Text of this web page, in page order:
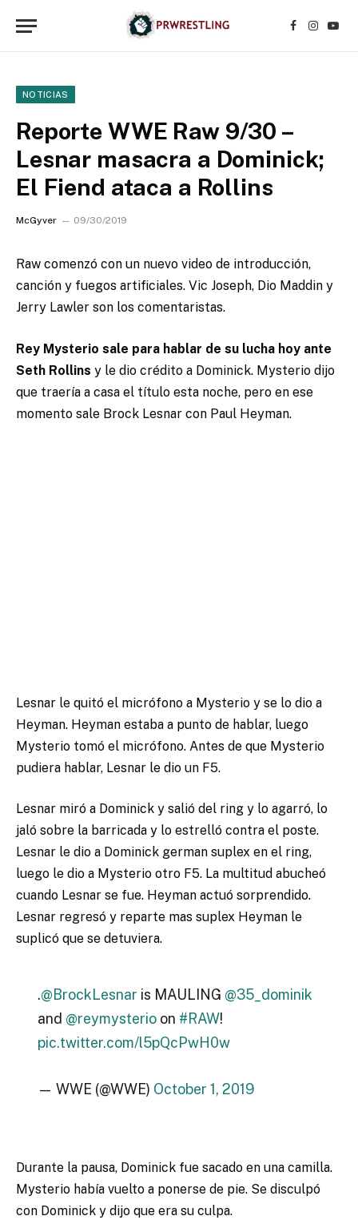
Facebook
NOTICIAS
Reporte WWE Raw 9/30 –
Lesnar masacra a Dominick;
El Fiend ataca a Rollins
McGyver 09/30/2019
Raw comenzó con un nuevo video de introducción,
canción y fuegos artificiales. Vic Joseph, Dio Maddin y
Jerry Lawler son los comentaristas.
Rey Mysterio sale para hablar de su lucha hoy ante
Seth Rollins y le dio crédito a Dominick. Mysterio dijo
que traería a casa el título esta noche, pero en ese
momento sale Brock Lesnar con Paul Heyman.
Lesnar le quitó el micrófono a Mysterio y se lo dio a
Heyman. Heyman estaba a punto de hablar, luego
Mysterio tomó el micrófono. Antes de que Mysterio
pudiera hablar, Lesnar le dio un F5.
Lesnar miró a Dominick y salió del ring y lo agarró, lo
jaló sobre la barricada y lo estrelló contra el poste.
Lesnar le dio a Dominick german suplex en el ring,
luego le dio a Mysterio otro F5. La multitud abucheó
cuando Lesnar se fue. Heyman actuó sorprendido.
Lesnar regresó y reparte mas suplex Heyman le
suplicó que se detuviera.
.@BrockLesnar is MAULING @35_dominik
and @reymysterioon #RAW!
pic.twitter.com/l5pQcPwH0w
— WWE (@WWE) October 1, 2019
Durante la pausa, Dominick fue sacado en una camilla.
Mysterio había vuelto a ponerse de pie. Se disculpó
con Dominick y dijo que era su culpa.